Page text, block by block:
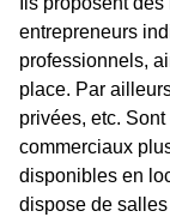
entrepreneurs
professionnels,
place. Par
privées, etc.
commerciaux
disponibles en
dispose de